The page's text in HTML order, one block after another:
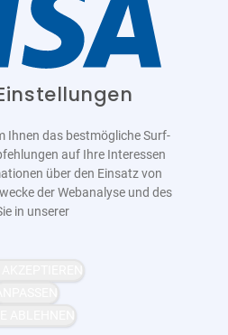
AA
Ihnen das bestmögliche Surf-
auf Ihre Interessen
über den Einsatz von
der Webanalyse und des
in unserer
ABLEHNEN